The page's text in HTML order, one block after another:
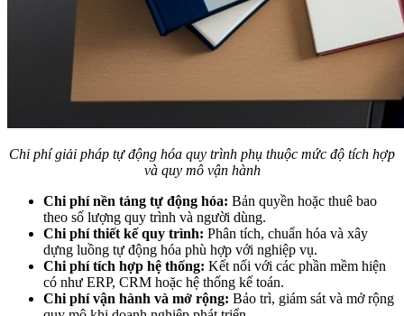
Chi phí giải pháp tự động hóa quy trình phụ thuộc mức độ tích hợp
và quy mô vận hành
Chi phí nền tảng tự động hóa: Bản quyền hoặc thuê bao
theo số lượng quy trình và người dùng.
Chi phí thiết kế quy trình: Phân tích, chuẩn hóa và xây
dựng luồng tự động hóa phù hợp với nghiệp vụ.
Chi phí tích hợp hệ thống: Kết nối với các phần mềm hiện
có như ERP, CRM hoặc hệ thống kế toán.
Chi phí vận hành và mở rộng: Bảo trì, giám sát và mở rộng